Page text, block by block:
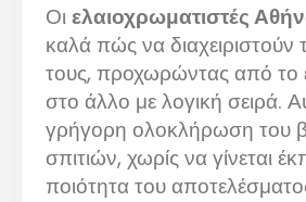
Οιελαιοχρωματιστές
καλά πώς να διαχειριστούν
τους, προχωρώντας από το
στο άλλο με λογική σειρά.
γρήγορη ολοκλήρωση του
σπιτιών, χωρίς να γίνεται
ποιότητα του